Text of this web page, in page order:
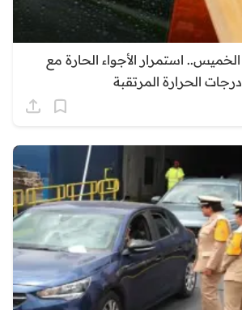
استمرار الأجواء الحارة مع
الحرارة المرتقبة